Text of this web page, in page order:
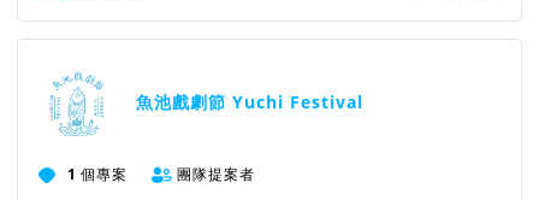
魚池戲劇節 Yuchi Festival
1 個專案
團隊提案者